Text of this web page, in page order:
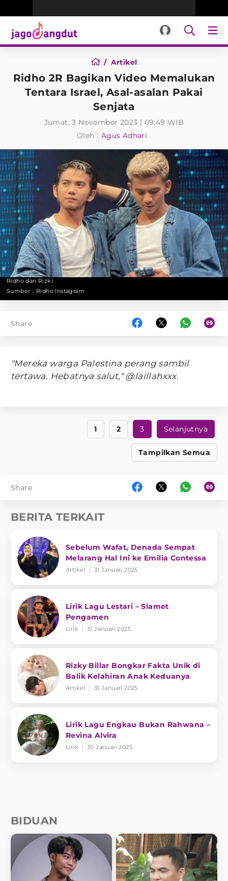
Artikel
Ridho 2R Bagikan Video Memalukan
Tentara Israel, Asal-asalan Pakai
Senjata
Jumat, 3 November 2023 | 09:49 WIB
Oleh : Agus Adhari
Ridho dan Rizki
Sumber : Ridho Instagram
Share
"Mereka warga Palestina perang sambil
tertawa. Hebatnya salut," @laillahxxx.
1 2 3 Selanjutnya
Tampilkan Semua
Share
BERITA TERKAIT
Sebelum Wafat, Denada Sempat
Melarang Hal Ini ke Emilia Contessa
Artikel 31 Januari 2025
Lirik Lagu Lestari – Slamet
Pengamen
Lirik 31 Januari 2025
Rizky Billar Bongkar Fakta Unik di
Balik Kelahiran Anak Keduanya
Artikel 31 Januari 2025
Lirik Lagu Engkau Bukan Rahwana –
Revina Alvira
Lirik 30 Januari 2025
BIDUAN